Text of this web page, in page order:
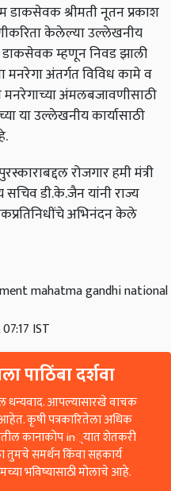
डाकसेवक श्रीमती नूतन प्रकाश
केलेल्या उल्लेखनीय
डाकसेवक म्हणून निवड झाली
मनरेगा अंतर्गत विविध कामे व
मनरेगाच्या अंमलबजावणीसाठी
या उल्लेखनीय कार्यासाठी
रोजगार हमी मंत्री
डी.के.जैन यांनी राज्य
अभिनंदन केले
mahatma gandhi national
IST
पाठिंबा दर्शवा
धन्यवाद. आपल्यासारखे वाचक
आहेत. कृषी पत्रकारितेला अधिक
कानाकोप in्यात शेतकरी
तुमचे समर्थन किंवा सहकार्य
भविष्यासाठी मोलाचे आहे.